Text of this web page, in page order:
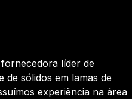
líder de
de sólidos em lamas de
experiência na área